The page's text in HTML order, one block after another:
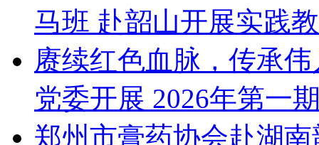
马班 赴韶山开展实践
赓续红色血脉，传承
党委开展 2026年第一
郑州市膏药协会赴湖